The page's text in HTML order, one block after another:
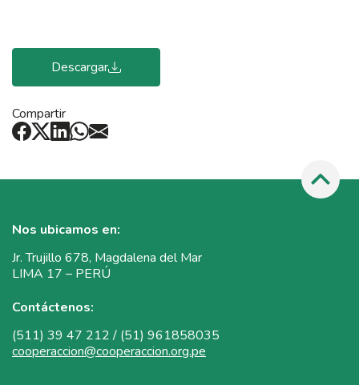
Descargar
Compartir
Nos ubicamos en:
Jr. Trujillo 678, Magdalena del Mar
LIMA 17 – PERÚ
Contáctenos:
(511) 39 47 212 / (51) 961858035
cooperaccion@cooperaccion.org.pe